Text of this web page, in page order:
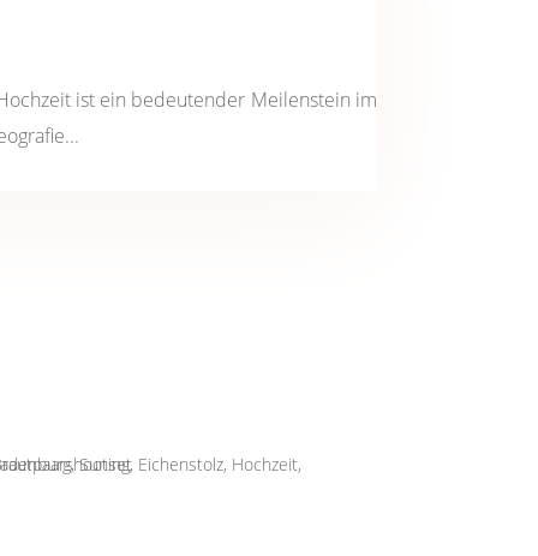
ist ein bedeutender Meilenstein im